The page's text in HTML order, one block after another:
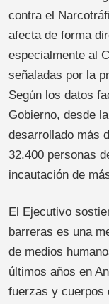
contra el
afecta de forma
especialmente al
señaladas por la
Según los datos
Gobierno, desde
desarrollado más
32.400 personas
incautación de
El Ejecutivo
barreras es una
de medios
últimos años en
fuerzas y cuerpos